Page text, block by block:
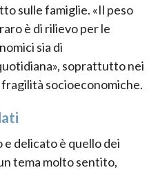
sulle famiglie. «Il peso
è di rilievo per le
sia di
soprattutto nei
fragilità socioeconomiche.
delicato è quello dei
tema molto sentito,